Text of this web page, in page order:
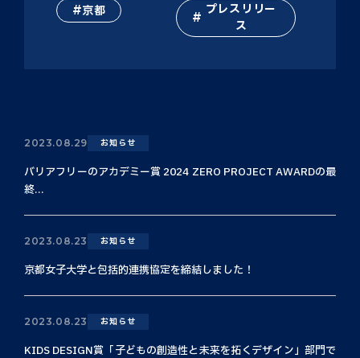
京都
プレスリリー
ス
2023.08.29 お知らせ
バリアフリーのアカデミー賞 2024 ZERO PROJECT AWARDの最
終...
2023.08.23 お知らせ
京都女子大学と包括的連携協定を締結しました！
2023.08.23 お知らせ
KIDS DESIGN賞「子どもの創造性と未来を拓くデザイン」部門で